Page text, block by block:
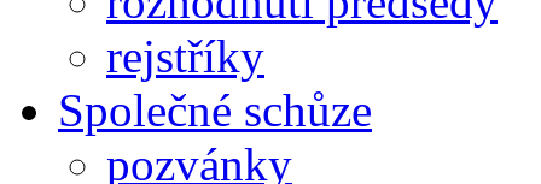
rejstříky
Společné schůze
pozvánky